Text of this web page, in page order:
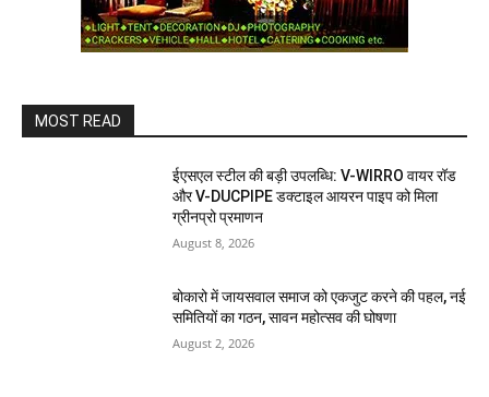
MOST READ
ईएसएल स्टील की बड़ी उपलब्धि: V-WIRRO वायर रॉड
और V-DUCPIPE डक्टाइल आयरन पाइप को मिला
ग्रीनप्रो प्रमाणन
August 8, 2026
बोकारो में जायसवाल समाज को एकजुट करने की पहल, नई
समितियों का गठन, सावन महोत्सव की घोषणा
August 2, 2026